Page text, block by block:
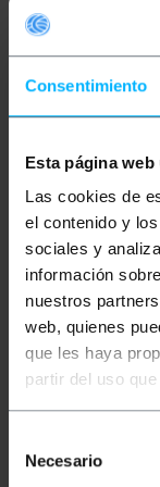
Consentimiento
Esta página
Las cookies de
el contenido y
sociales y
información
nuestros
web, quienes
que les haya
partir del uso
Necesario
para conexão
fêmea. Isso
resiliente,
usuário.
conexão de
confiabilidade.
Usado
com
MMCX-